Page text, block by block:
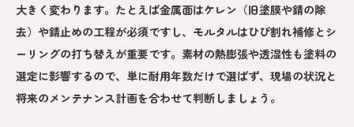
大きく変わります。たとえば金属面はケレン（旧塗膜や錆の除
去）や錆止めの工程が必須ですし、モルタルはひび割れ補修とシ
ーリングの打ち替えが重要です。素材の熱膨張や透湿性も塗料の
選定に影響するので、単に耐用年数だけで選ばず、現場の状況と
将来のメンテナンス計画を合わせて判断しましょう。